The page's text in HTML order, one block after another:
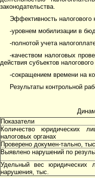
законодательства.
Эффективность налогового
-уровнем мобилизации в
-полнотой учета
-качеством налоговых
действия субъектов
-сокращением времени на
Результаты контрольной
Показатели
Количество юридических
налоговых органах
Проверено докумен-тально,
Выявлено нарушений по
Удельный вес юридических
нарушения, тыс.